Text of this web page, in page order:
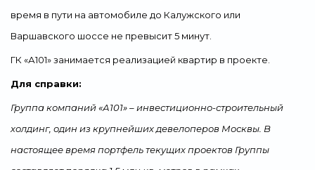
время в пути на автомобиле до Калужского или
Варшавского шоссе не превысит 5 минут.
ГК «А101» занимается реализацией квартир в проекте.
Для справки:
Группа компаний «А101» – инвестиционно-строительный
холдинг, один из крупнейших девелоперов Москвы. В
настоящее время портфель текущих проектов Группы